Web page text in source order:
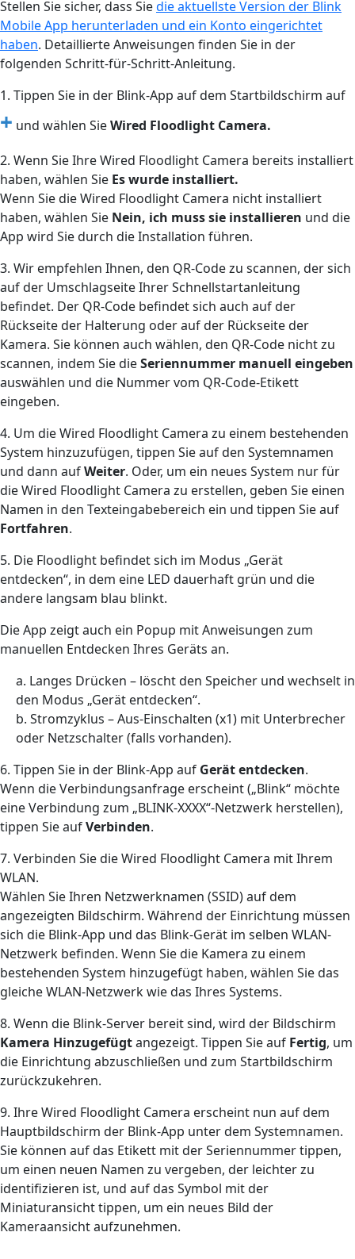
Stellen Sie sicher, dass Siedie aktuellste Version der Blink
Mobile App herunterladen und ein Konto eingerichtet
haben. Detaillierte Anweisungen finden Sie in der
folgenden Schritt-für-Schritt-Anleitung.
1. Tippen Sie in der Blink-App auf dem Startbildschirm auf
+ und wählen SieWired Floodlight Camera.
2. Wenn Sie Ihre Wired Floodlight Camera bereits installiert
haben, wählen Sie Es wurde installiert.
Wenn Sie die Wired Floodlight Camera nicht installiert
haben, wählen Sie Nein, ich muss sie installieren und die
App wird Sie durch die Installation führen.
3. Wir empfehlen Ihnen, den QR-Code zu scannen, der sich
auf der Umschlagseite Ihrer Schnellstartanleitung
befindet. Der QR-Code befindet sich auch auf der
Rückseite der Halterung oder auf der Rückseite der
Kamera. Sie können auch wählen, den QR-Code nicht zu
scannen, indem Sie dieSeriennummer manuell eingeben
auswählen und die Nummer vom QR-Code-Etikett
eingeben.
4. Um die Wired Floodlight Camera zu einem bestehenden
System hinzuzufügen, tippen Sie auf den Systemnamen
und dann aufWeiter. Oder, um ein neues System nur für
die Wired Floodlight Camera zu erstellen, geben Sie einen
Namen in den Texteingabebereich ein und tippen Sie auf
Fortfahren.
5. Die Floodlight befindet sich im Modus „Gerät
entdecken“, in dem eine LED dauerhaft grün und die
andere langsam blau blinkt.
Die App zeigt auch ein Popup mit Anweisungen zum
manuellen Entdecken Ihres Geräts an.
a. Langes Drücken – löscht den Speicher und wechselt in
den Modus „Gerät entdecken“.
b. Stromzyklus – Aus-Einschalten (x1) mit Unterbrecher
oder Netzschalter (falls vorhanden).
6. Tippen Sie in der Blink-App auf Gerät entdecken.
Wenn die Verbindungsanfrage erscheint („Blink“ möchte
eine Verbindung zum „BLINK-XXXX“-Netzwerk herstellen),
tippen Sie aufVerbinden.
7. Verbinden Sie die Wired Floodlight Camera mit Ihrem
WLAN.
Wählen Sie Ihren Netzwerknamen (SSID) auf dem
angezeigten Bildschirm. Während der Einrichtung müssen
sich die Blink-App und das Blink-Gerät im selben WLAN-
Netzwerk befinden. Wenn Sie die Kamera zu einem
bestehenden System hinzugefügt haben, wählen Sie das
gleiche WLAN-Netzwerk wie das Ihres Systems.
8. Wenn die Blink-Server bereit sind, wird der Bildschirm
Kamera Hinzugefügtangezeigt. Tippen Sie auf Fertig, um
die Einrichtung abzuschließen und zum Startbildschirm
zurückzukehren.
9. Ihre Wired Floodlight Camera erscheint nun auf dem
Hauptbildschirm der Blink-App unter dem Systemnamen.
Sie können auf das Etikett mit der Seriennummer tippen,
um einen neuen Namen zu vergeben, der leichter zu
identifizieren ist, und auf das Symbol mit der
Miniaturansicht tippen, um ein neues Bild der
Kameraansicht aufzunehmen.